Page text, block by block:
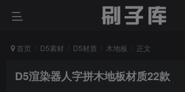
首页 D5素材 D5材质 木地板 正文
D5渲染器人字拼木地板材质22款